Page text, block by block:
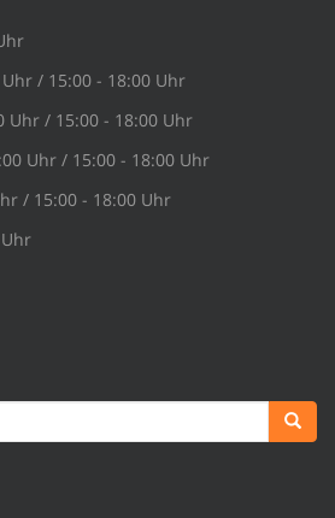
/ 15:00 - 18:00 Uhr
Uhr / 15:00 - 18:00 Uhr
Uhr / 15:00 - 18:00 Uhr
/ 15:00 - 18:00 Uhr